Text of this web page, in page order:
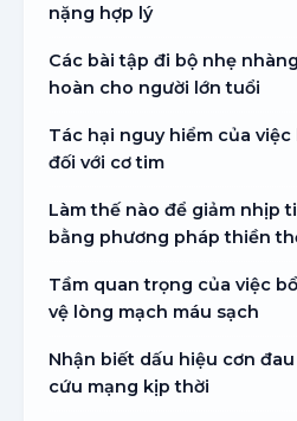
nặng hợp lý
Các bài tập đi bộ nhẹ
hoàn cho người lớn tuổi
Tác hại nguy hiểm của
đối với cơ tim
Làm thế nào để giảm nhịp
bằng phương pháp thiền
Tầm quan trọng của việc
vệ lòng mạch máu sạch
Nhận biết dấu hiệu cơn
cứu mạng kịp thời